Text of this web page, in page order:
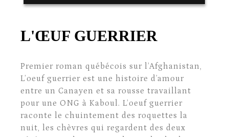
L'ŒUF GUERRIER
Premier roman québécois sur l’Afghanistan,
L’oeuf guerrier est une histoire d’amour
entre un Canayen et sa rousse travaillant
pour une ONG à Kaboul. L’oeuf guerrier
raconte le chuintement des roquettes la
nuit, les chèvres qui regardent des deux